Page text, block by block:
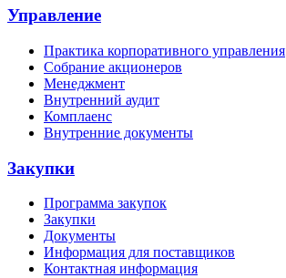
Управление
Практика корпоративного управления
Собрание акционеров
Менеджмент
Внутренний аудит
Комплаенс
Внутренние документы
Закупки
Программа закупок
Закупки
Документы
Информация для поставщиков
Контактная информация